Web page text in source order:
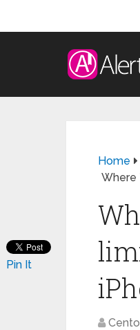
Home
Where
Cento
Pin It